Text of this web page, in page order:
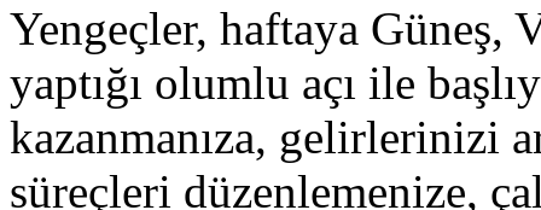
Yengeçler, haftaya Güneş,
yaptığı olumlu açı ile
kazanmanıza, gelirlerinizi
süreçleri düzenlemenize,